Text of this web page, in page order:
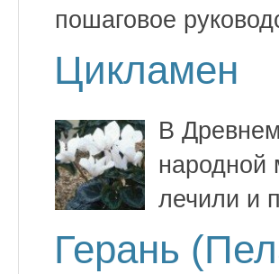
пошаговое
Цикламен
В
народной
лечили и
Герань